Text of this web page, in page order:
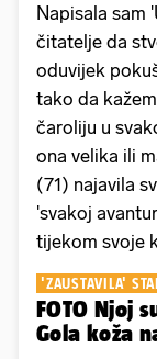
Napisala sam
čitatelje da
oduvijek
tako da
čaroliju u
ona velika ili
(71) najavila
'svakoj
tijekom svoje
'ZAUSTAVILA'
FOTO Njoj
Gola koža